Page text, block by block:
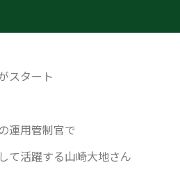
スタート
運用管制官で
て活躍する山崎大地さん